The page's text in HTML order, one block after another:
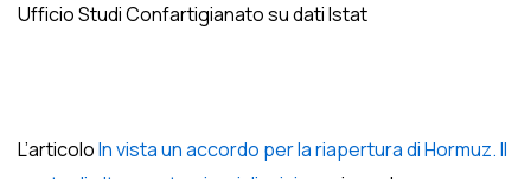
Ufficio Studi Confartigianato su dati Istat
L’articoloIn vista un accordo per la riapertura di Hormuz. Il